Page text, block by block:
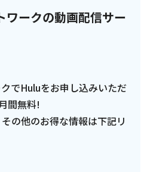
んか？：2026年 市原市
市原市を巡るRUN！
を読む
年2月17日
ワークの動画配信サー
でHuluをお申し込みいただ
間無料!
の他のお得な情報は下記リ